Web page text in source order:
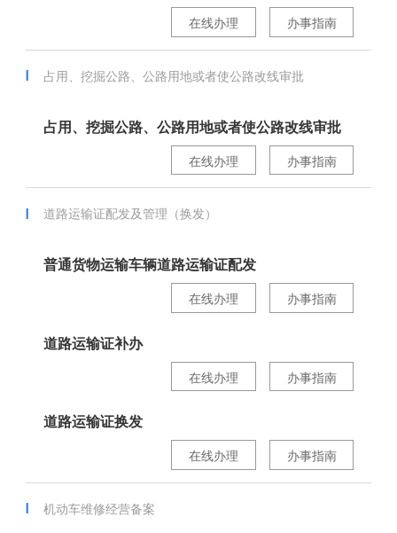
办事指南
在线办理
占用、挖掘公路、公路用地或者使公路改线审批
占用、挖掘公路、公路用地或者使公路改线审批
办事指南
在线办理
道路运输证配发及管理（换发）
普通货物运输车辆道路运输证配发
办事指南
在线办理
道路运输证补办
办事指南
在线办理
道路运输证换发
办事指南
在线办理
机动车维修经营备案